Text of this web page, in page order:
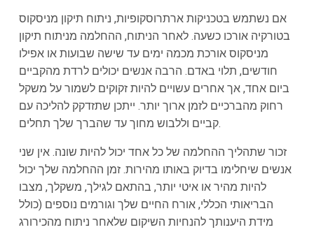
אם נשתמש בטכניקות ארתרוסקופיות, ניתוח תיקון מניסקוס
בטורקיה אורכו כשעה. לאחר הניתוח, ההחלמה מניתוח תיקון
מניסקוס אורכת מכמה ימים עד שישה שבועות או אפילו
חודשים, תלוי באדם. הרבה אנשים יכולים לרדת מהקביים
ביום אחד, אך אחרים עשויים להיות זקוקים לשמור על משקל
רחוק מהברכיים לזמן ארוך יותר. ייתכן שתזדקק להליכה עם
קביים וללבוש מחוך עד שהברך שלך תחלים.
זכור שתהליך ההחלמה של כל אחד יכול להיות שונה. אין שני
אנשים שיחלימו בדיוק באותו מהירות. זמן ההחלמה שלך יכול
להיות מהיר או איטי יותר, בהתאם לגילך, משקלך, מצבו
הבריאותי הכללי, אורח החיים שלך וגורמים נוספים (כולל
מידת היענותך להנחיות השיקום שלאחר ניתוח מהכירורג